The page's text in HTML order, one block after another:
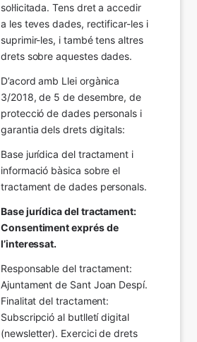
sol·licitada. Tens dret a accedir
a les teves dades, rectificar-les i
suprimir-les, i també tens altres
drets sobre aquestes dades.
D’acord amb Llei orgànica
3/2018, de 5 de desembre, de
protecció de dades personals i
garantia dels drets digitals:
Base jurídica del tractament i
informació bàsica sobre el
tractament de dades personals.
Base jurídica del tractament:
Consentiment exprés de
l’interessat.
Responsable del tractament:
Ajuntament de Sant Joan Despí.
Finalitat del tractament:
Subscripció al butlletí digital
(newsletter). Exercici de drets